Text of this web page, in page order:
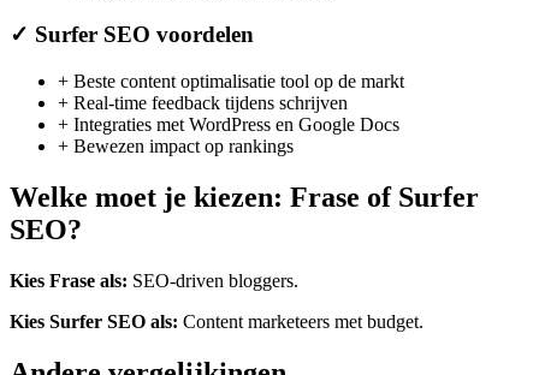
✓ Surfer SEO voordelen
+ Beste content optimalisatie tool op de markt
+ Real-time feedback tijdens schrijven
+ Integraties met WordPress en Google Docs
+ Bewezen impact op rankings
Welke moet je kiezen: Frase of Surfer
SEO?
Kies Frase als: SEO-driven bloggers.
Kies Surfer SEO als: Content marketeers met budget.